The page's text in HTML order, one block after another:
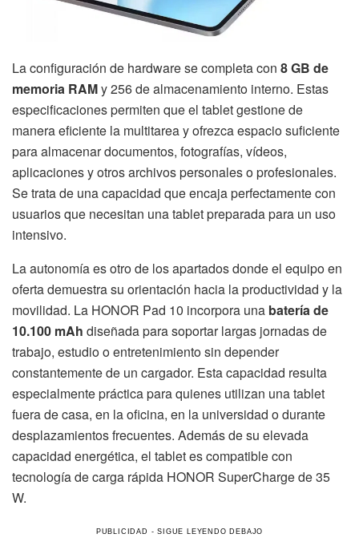
La configuración de hardware se completa con 8 GB de
memoria RAMy 256 de almacenamiento interno. Estas
especificaciones permiten que el tablet gestione de
manera eficiente la multitarea y ofrezca espacio suficiente
para almacenar documentos, fotografías, vídeos,
aplicaciones y otros archivos personales o profesionales.
Se trata de una capacidad que encaja perfectamente con
usuarios que necesitan una tablet preparada para un uso
intensivo.
La autonomía es otro de los apartados donde el equipo en
oferta demuestra su orientación hacia la productividad y la
movilidad. La HONOR Pad 10 incorpora una batería de
10.100 mAh diseñada para soportar largas jornadas de
trabajo, estudio o entretenimiento sin depender
constantemente de un cargador. Esta capacidad resulta
especialmente práctica para quienes utilizan una tablet
fuera de casa, en la oficina, en la universidad o durante
desplazamientos frecuentes. Además de su elevada
capacidad energética, el tablet es compatible con
tecnología de carga rápida HONOR SuperCharge de 35
W.